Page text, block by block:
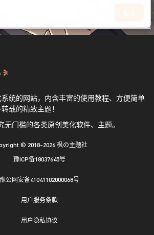
统的网站，内含丰富的使用教程、方便简单
载的精致主题！
门槛的各类原创美化软件、主题。
© 2018-2026枫の主题社
豫ICP备18037645号
豫公网安备41041102000068号
用户服务条款
用户隐私协议